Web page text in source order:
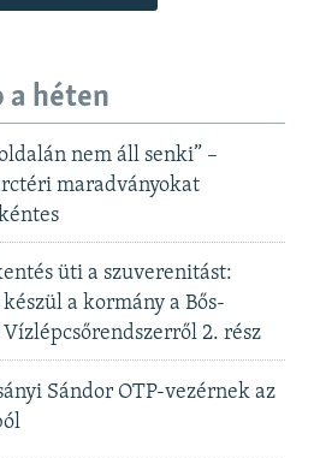
a héten
nem áll senki” –
maradványokat
üti a szuverenitást:
a kormány a Bős-
2. rész
Sándor OTP-vezérnek az